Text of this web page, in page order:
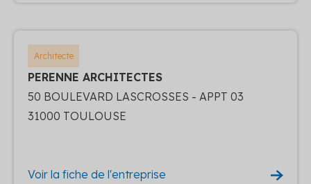
Architecte
PERENNE ARCHITECTES
50 BOULEVARD LASCROSSES - APPT 03
31000 TOULOUSE
Voir la fiche de l'entreprise